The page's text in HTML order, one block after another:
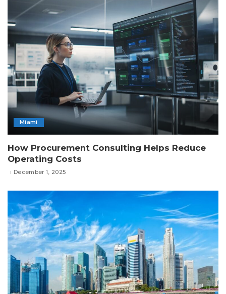
Miami
How Procurement Consulting Helps Reduce
Operating Costs
December 1, 2025